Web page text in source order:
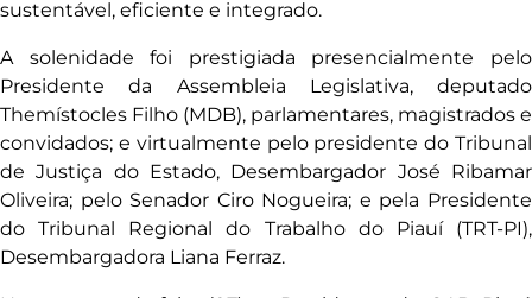
sustentável, eficiente e integrado.
A solenidade foi prestigiada presencialmente pelo
Presidente da Assembleia Legislativa, deputado
Themístocles Filho (MDB), parlamentares, magistrados e
convidados; e virtualmente pelo presidente do Tribunal
de Justiça do Estado, Desembargador José Ribamar
Oliveira; pelo Senador Ciro Nogueira; e pela Presidente
do Tribunal Regional do Trabalho do Piauí (TRT-PI),
Desembargadora Liana Ferraz.